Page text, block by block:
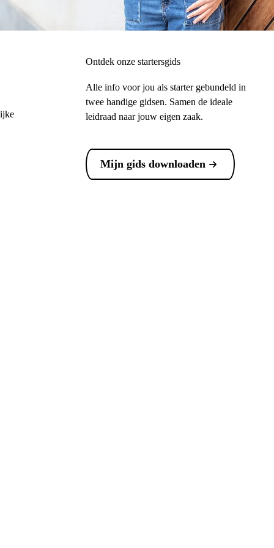
Ontdek onze startersgids
Alle info voor jou als starter gebundeld in
twee handige gidsen. Samen de ideale
leidraad naar jouw eigen zaak.
Mijn gids downloaden